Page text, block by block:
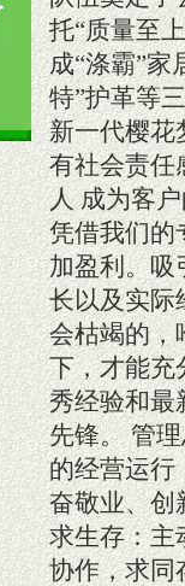
托“质量至
成“涤霸”家
特”护革等
新一代樱花
有社会责任
人 成为客
凭借我们的
加盈利。吸
长以及实际
会枯竭的，
下，才能充
秀经验和最
先锋。 管
的经营运行
奋敬业、创
求生存：主
协作，求同